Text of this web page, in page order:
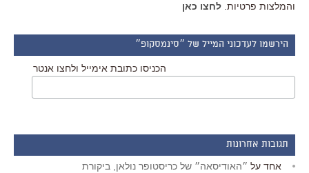
והמלצות פרטיות. לחצו כאן
הירשמו לעדכוני המייל של ״סינמסקופ״
הכניסו כתובת אימייל ולחצו אנטר
תגובות אחרונות
אחד על ״האודיסאה״ של כריסטופר נולאן, ביקורת